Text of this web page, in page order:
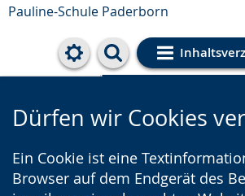
Pauline-Schule Paderborn
Cookie-
Dürfen wir Cookies
Ein Cookie ist eine
Browser auf dem Endgerät des